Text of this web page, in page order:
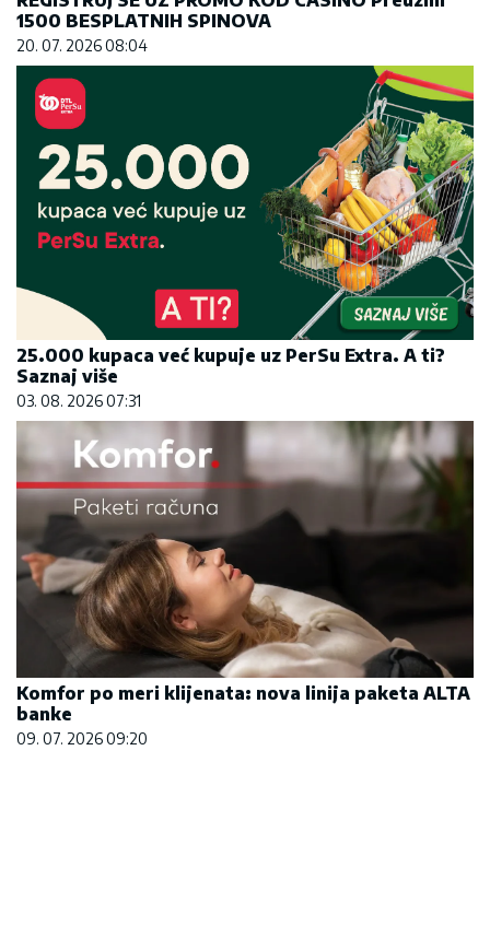
25.000 kupaca već kupuje uz PerSu Extra. A ti?
Saznaj više
03. 08. 2026 07:31
Komfor po meri klijenata: nova linija paketa ALTA
banke
09. 07. 2026 09:20